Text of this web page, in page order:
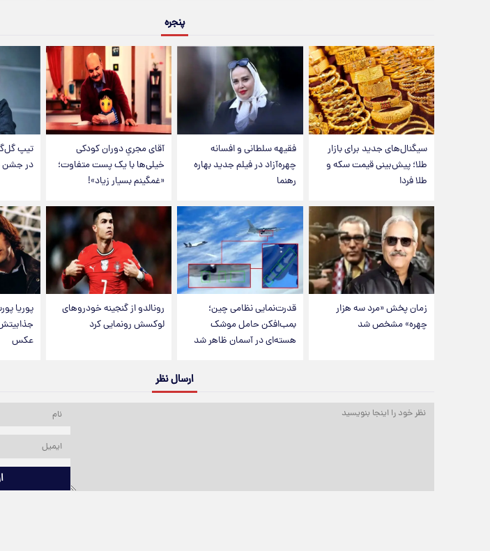
پنجره
سیگنال‌های جدید برای بازار
طلا؛ پیش‌بینی قیمت سکه و
طلا فردا
فقیهه سلطانی و افسانه
چهره‌آزاد در فیلم جدید بهاره
رهنما
آقای مجریِ دوران کودکی
خیلی‌ها با یک پست متفاوت؛
«غمگینم بسیار زیاد»!
تیپ
در جشن
زمان پخش «مرد سه هزار
چهره» مشخص شد
قدرت‌نمایی نظامی چین؛
بمب‌افکن حامل موشک
هسته‌ای در آسمان ظاهر شد
رونالدو از گنجینه خودروهای
لوکسش رونمایی کرد
پوریا
عکس
ارسال نظر